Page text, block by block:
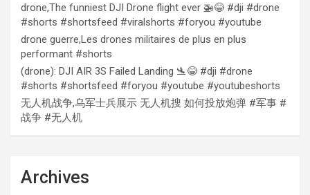
drone,The funniest DJI Drone flight ever 🚁😂 #dji #drone
#shorts #shortsfeed #viralshorts #foryou #youtube
drone guerre,Les drones militaires de plus en plus
performant #shorts
(drone): DJI AIR 3S Failed Landing 🛬😂 #dji #drone
#shorts #shortsfeed #foryou #youtube #youtubeshorts
无人机战争,乌军士兵展示 无人机搜 如何投放炮弹 #军事 #
战争 #无人机
Archives